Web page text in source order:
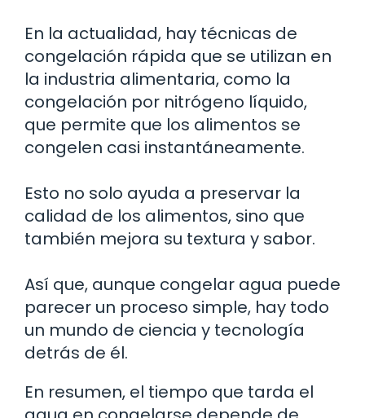
En la actualidad, hay técnicas de
congelación rápida que se utilizan en
la industria alimentaria, como la
congelación por nitrógeno líquido,
que permite que los alimentos se
congelen casi instantáneamente.
Esto no solo ayuda a preservar la
calidad de los alimentos, sino que
también mejora su textura y sabor.
Así que, aunque congelar agua puede
parecer un proceso simple, hay todo
un mundo de ciencia y tecnología
detrás de él.
En resumen, el tiempo que tarda el